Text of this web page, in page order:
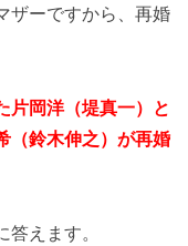
ザーですから、再婚
片岡洋（堤真一）と
（鈴木伸之）が再婚
えます。